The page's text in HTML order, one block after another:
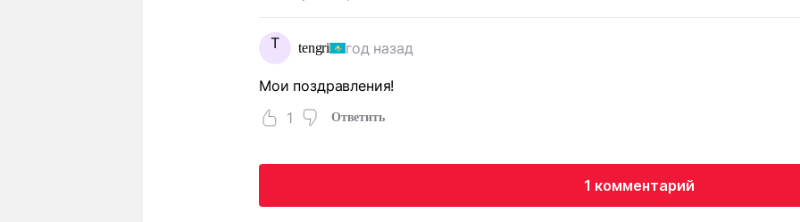
T tengri год назад
Мои поздравления!
1
Ответить
1 комментарий